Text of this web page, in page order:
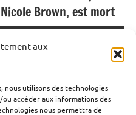
aux
nous utilisons des technologies
accéder aux informations des
nous permettra de
Brown, est mort
Brown puis acquitté
O.J. Simpson est décédé